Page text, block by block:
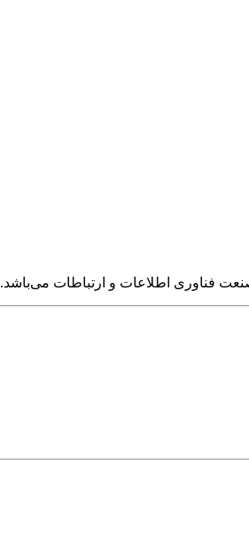
فناوری اطلاعات و ارتباطات می‌باشد.